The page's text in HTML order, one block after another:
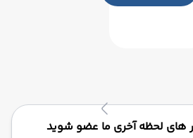
های لحظه آخری ما عضو شوید